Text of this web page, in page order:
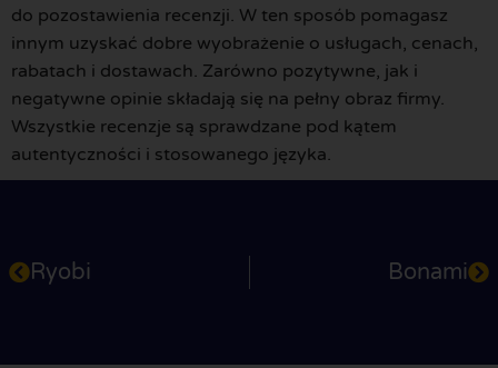
do pozostawienia recenzji. W ten sposób pomagasz
innym uzyskać dobre wyobrażenie o usługach, cenach,
rabatach i dostawach. Zarówno pozytywne, jak i
negatywne opinie składają się na pełny obraz firmy.
Wszystkie recenzje są sprawdzane pod kątem
autentyczności i stosowanego języka.
Ryobi Bonami